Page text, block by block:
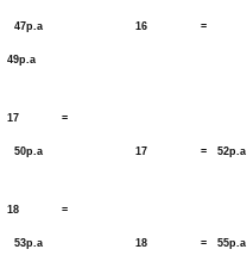
47p.a 16 =
49p.a
17 =
50p.a 17 = 52p.a
18 =
53p.a 18 = 55p.a